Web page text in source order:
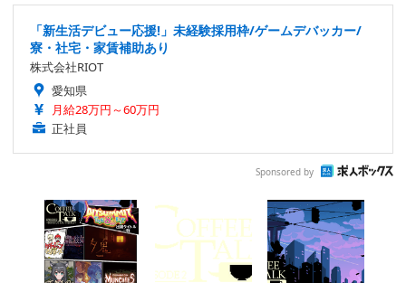
「新生活デビュー応援!」未経験採用枠/ゲームデバッカー/
寮・社宅・家賃補助あり
株式会社RIOT
愛知県
月給28万円～60万円
正社員
Sponsored by